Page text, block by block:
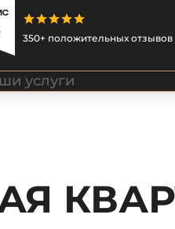
350+ положительных отзывов
услуги